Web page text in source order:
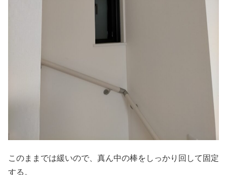
このままでは緩いので、真ん中の棒をしっかり回して固定
する。